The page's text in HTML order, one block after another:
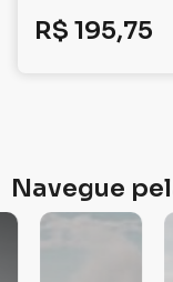
R$ 195,75
Navegue